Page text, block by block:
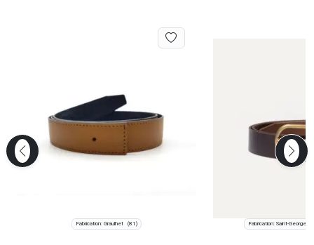
Fabrication: Graulhet (81) Fabrication: Saint-